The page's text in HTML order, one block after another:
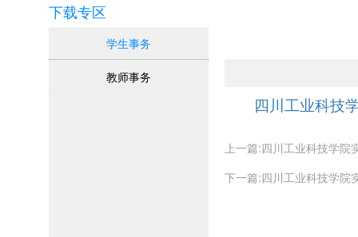
下载专区
学生事务
教师事务
四川工业科技
上一篇:四川工业科技学院
下一篇:四川工业科技学院